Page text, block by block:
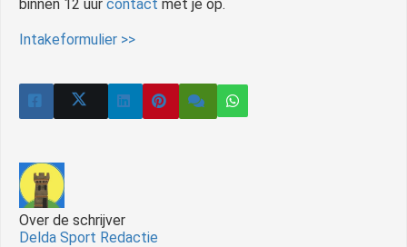
binnen 12 uur contact met je op.
Intakeformulier >>
Over de schrijver
Delda Sport Redactie